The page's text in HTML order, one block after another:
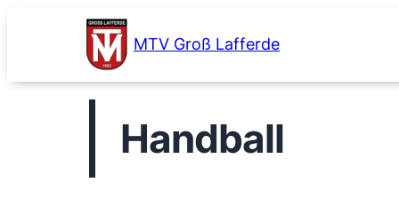
MTV Groß Lafferde
Handball